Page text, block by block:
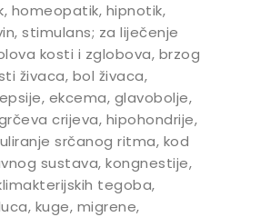
homeopatik, hipnotik,
stimulans; za liječenje
kosti i zglobova, brzog
živaca, bol živaca,
ekcema, glavobolje,
crijeva, hipohondrije,
srčanog ritma, kod
sustava, kongnestije,
tegoba,
kuge, migrene,